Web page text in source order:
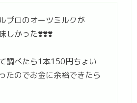
プロのオーツミルクが
しかった❣️❣️❣️
調べたら1本150円ちょい
たのでお金に余裕できたら